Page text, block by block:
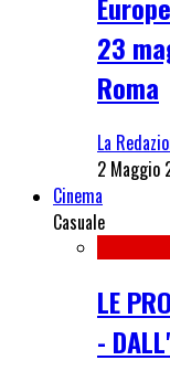
23
Roma
La
2 Maggio
Cinema
Casuale
LE
-